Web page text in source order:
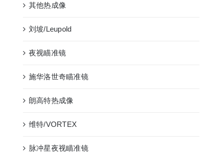
其他热成像
刘坡/Leupold
夜视瞄准镜
施华洛世奇瞄准镜
朗高特热成像
维特/VORTEX
脉冲星夜视瞄准镜